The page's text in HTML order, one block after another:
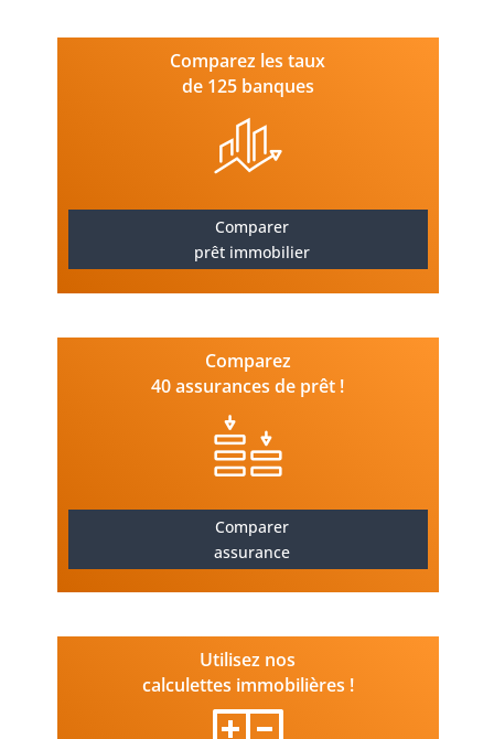
Comparez les taux
de 125 banques
Comparer
prêt immobilier
Comparez
40 assurances de prêt !
Comparer
assurance
Utilisez nos
calculettes immobilières !